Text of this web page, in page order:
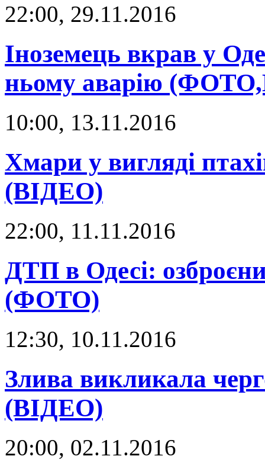
22:00, 29.11.2016
Іноземець вкрав у
ньому аварію
10:00, 13.11.2016
Хмари у вигляді
(ВІДЕО)
22:00, 11.11.2016
ДТП в Одесі:
(ФОТО)
12:30, 10.11.2016
Злива викликала
(ВІДЕО)
20:00, 02.11.2016